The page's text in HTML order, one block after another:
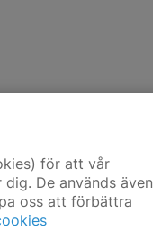
för att vår
De används även
oss att förbättra